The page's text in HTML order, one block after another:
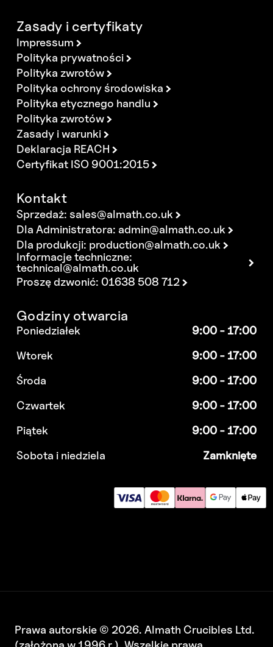
Zasady i certyfikaty
Impressum
Polityka prywatności
Polityka zwrotów
Polityka ochrony środowiska
Polityka etycznego handlu
Polityka zwrotów
Zasady i warunki
Deklaracja REACH
Certyfikat ISO 9001:2015
Kontakt
Sprzedaż:sales@almath.co.uk
Dla Administratora: admin@almath.co.uk
Dla produkcji: production@almath.co.uk
Informacje techniczne:
technical@almath.co.uk
Proszę dzwonić: 01638 508 712
Godziny otwarcia
Poniedziałek
9:00 - 17:00
Wtorek
9:00 - 17:00
Środa
9:00 - 17:00
Czwartek
9:00 - 17:00
Piątek
9:00 - 17:00
Sobota i niedziela
Zamknięte
Prawa autorskie © 2026. Almath Crucibles Ltd.